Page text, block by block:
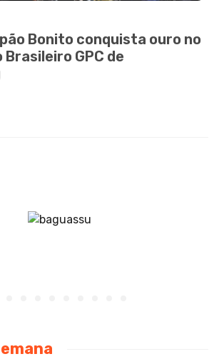
Bonito conquista ouro no
GPC de